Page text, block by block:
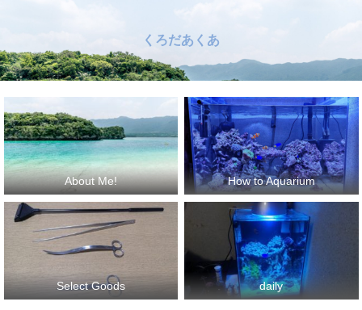
くろだあくあ
About Me! How to Aquarium
Select Goods daily